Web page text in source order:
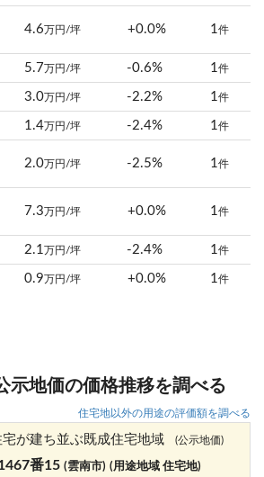
4.6 万円/坪 +0.0% 1件
5.7 万円/坪 -0.6% 1件
3.0万円/坪 -2.2% 1件
1.4万円/坪 -2.4% 1件
2.0万円/坪 -2.5% 1件
7.3 万円/坪 +0.0% 1件
2.1 万円/坪 -2.4% 1件
0.9 万円/坪 +0.0% 1件
示地価の価格推移を調べる
住宅地以外の用途の評価額を調べる
宅が建ち並ぶ既成住宅地域 (公示地価)
番15 (雲南市) (用途地域 住宅地)